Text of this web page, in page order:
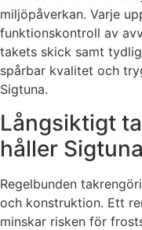
miljöpåverkan. Varje
funktionskontroll av
takets skick samt
spårbar kvalitet och
Sigtuna.
Långsiktigt
håller
Regelbunden
och konstruktion. Ett
minskar risken för